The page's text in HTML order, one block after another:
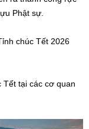
Phật sự.
chúc Tết 2026
Tết tại các cơ quan